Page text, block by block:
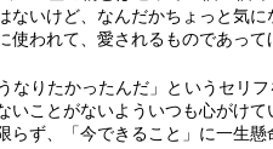
ないけど、なんだかちょっと気に
使われて、愛されるものであって
なりたかったんだ」というセリ
いことがないよういつも心がけて
らず、「今できること」に一生懸